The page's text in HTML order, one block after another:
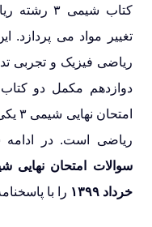
کتاب شیمی
تغییر مواد می
دوازدهم مکمل دو
ریاضی است. در ادامه
خرداد ۱۳۹۹
را با